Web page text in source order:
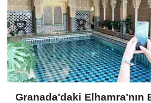
Granada'daki Elhamra'nın